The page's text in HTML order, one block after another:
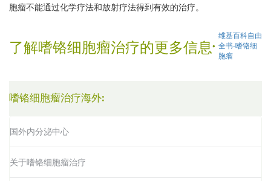
胞瘤不能通过化学疗法和放射疗法得到有效的治疗。
了解嗜铬细胞瘤治疗的更多信息
维基百科自由
全书-嗜铬细
胞瘤
嗜铬细胞瘤治疗海外:
国外内分泌中心
关于嗜铬细胞瘤治疗